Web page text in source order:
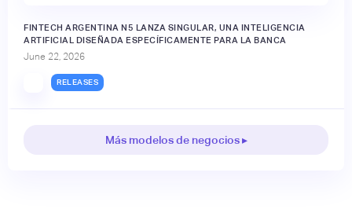
FINTECH ARGENTINA N5 LANZA SINGULAR, UNA INTELIGENCIA
ARTIFICIAL DISEÑADA ESPECÍFICAMENTE PARA LA BANCA
June 22, 2026
RELEASES
Más modelos de negocios ▸